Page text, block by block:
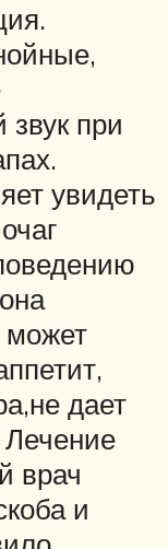
при
увидеть
может
дает
Лечение
врач
и